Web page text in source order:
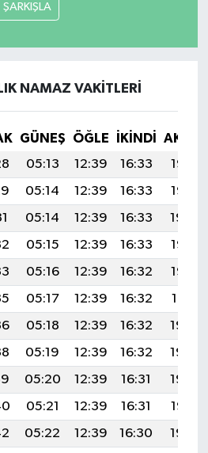
ŞARKIŞLA
NAMAZ VAKITLERI
GÜNEŞ ÖĞLE İKINDI
05:13 12:39 16:33
19:56
05:14 12:39 16:33
19:55
05:14 12:39 16:33
19:54
05:15 12:39 16:33
19:53
05:16 12:39 16:32
19:52
05:17 12:39 16:32
19:51
05:18 12:39 16:32
19:50
05:19 12:39 16:32
19:49
05:20 12:39 16:31
19:48
05:21 12:39 16:31
19:47
05:22 12:39 16:30
19:46